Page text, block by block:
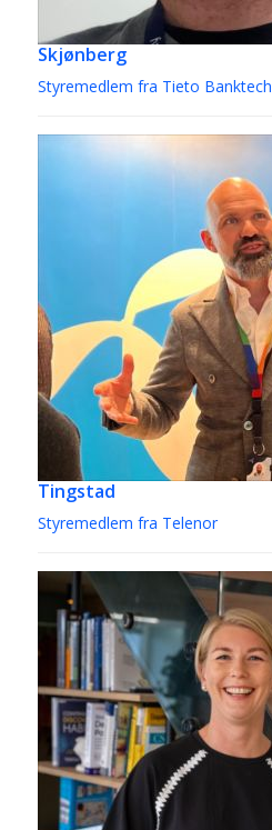
Skjønberg
Styremedlem fra Tieto Banktech
Tingstad
Styremedlem fra Telenor